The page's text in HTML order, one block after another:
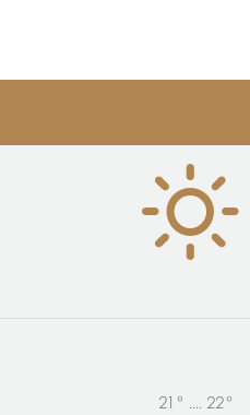
21° .... 22°